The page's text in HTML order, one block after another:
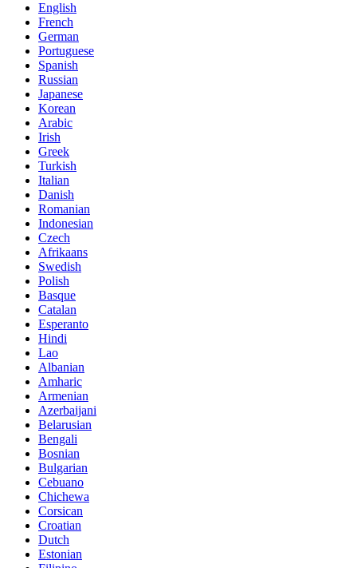
English
French
German
Portuguese
Spanish
Russian
Japanese
Korean
Arabic
Irish
Greek
Turkish
Italian
Danish
Romanian
Indonesian
Czech
Afrikaans
Swedish
Polish
Basque
Catalan
Esperanto
Hindi
Lao
Albanian
Amharic
Armenian
Azerbaijani
Belarusian
Bengali
Bosnian
Bulgarian
Cebuano
Chichewa
Corsican
Croatian
Dutch
Estonian